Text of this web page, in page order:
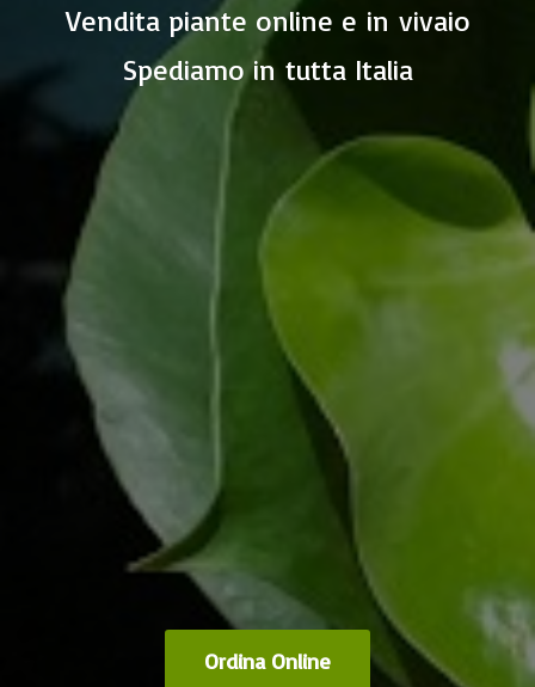
Vendita piante online e in vivaio
Spediamo in tutta Italia
Ordina Online